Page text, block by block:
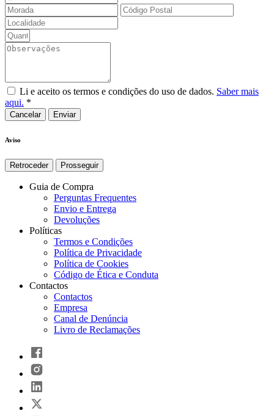
Li e aceito os termos e condições do uso de dados. Saber mais
aqui. *
Cancelar
Aviso
Retroceder Prosseguir
Guia de Compra
Perguntas Frequentes
Envio e Entrega
Devoluções
Políticas
Termos e Condições
Política de Privacidade
Política de Cookies
Código de Ética e Conduta
Contactos
Contactos
Empresa
Canal de Denúncia
Livro de Reclamações